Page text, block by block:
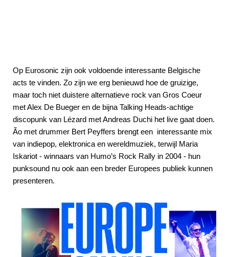
Op Eurosonic zijn ook voldoende interessante Belgische
acts te vinden. Zo zijn we erg benieuwd hoe de gruizige,
maar toch niet duistere alternatieve rock van Gros Coeur
met Alex De Bueger en de bijna Talking Heads-achtige
discopunk van Lézard met Andreas Duchi het live gaat doen.
Ão met drummer Bert Peyffers brengt een interessante mix
van indiepop, elektronica en wereldmuziek, terwijl Maria
Iskariot - winnaars van Humo’s Rock Rally in 2004 - hun
punksound nu ook aan een breder Europees publiek kunnen
presenteren.